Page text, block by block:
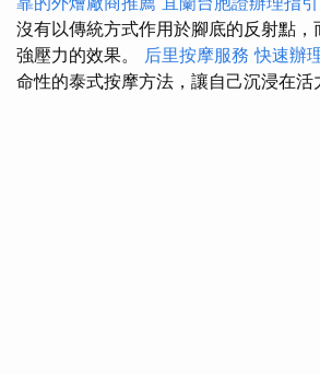
沒有以傳統方式作用於腳底的反射點，
強壓力的效果。 后里按摩服務快速辦
命性的泰式按摩方法，讓自己沉浸在活